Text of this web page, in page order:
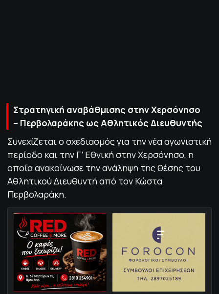
Στρατηγική αναβάθμισης στην Χερσόνησο
– Περβολαράκης ως Αθλητικός Διευθυντής
Συνεχίζεται ο σχεδιασμός για την νέα αγωνιστική
περίοδο και την Γ’ Εθνική στην Χερσόνησο, η
οποία ανακοίνωσε την ανάληψη της θέσης του
Αθλητικού Διευθυντή από τον Κώστα
Περβολαράκη.